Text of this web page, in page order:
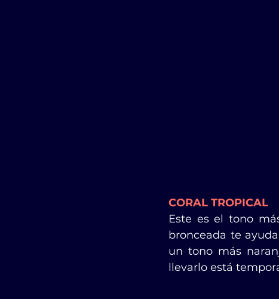
CORAL TROPICAL
Este es el tono
bronceada te
un tono más
llevarlo está